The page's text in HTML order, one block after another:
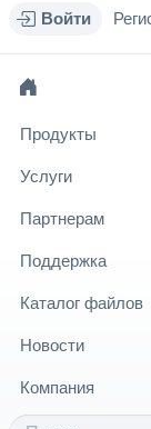
Войти
Продукты
Услуги
Партнерам
Поддержка
Каталог файлов
Новости
Компания